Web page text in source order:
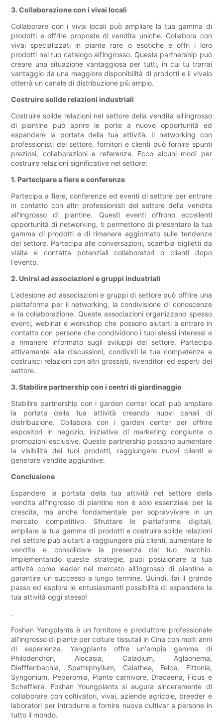
3. Collaborazione con i vivai locali
Collaborare con i vivai locali può ampliare la tua gamma di
prodotti e offrire proposte di vendita uniche. Collabora con
vivai specializzati in piante rare o esotiche e offri i loro
prodotti nel tuo catalogo all'ingrosso. Questa partnership può
creare una situazione vantaggiosa per tutti, in cui tu trarrai
vantaggio da una maggiore disponibilità di prodotti e il vivaio
otterrà un canale di distribuzione più ampio.
Costruire solide relazioni industriali
Costruire solide relazioni nel settore della vendita all'ingrosso
di piantine può aprire le porte a nuove opportunità ed
espandere la portata della tua attività. Il networking con
professionisti del settore, fornitori e clienti può fornire spunti
preziosi, collaborazioni e referenze. Ecco alcuni modi per
costruire relazioni significative nel settore:
1. Partecipare a fiere e conferenze
Partecipa a fiere, conferenze ed eventi di settore per entrare
in contatto con altri professionisti del settore della vendita
all'ingrosso di piantine. Questi eventi offrono eccellenti
opportunità di networking, ti permettono di presentare la tua
gamma di prodotti e di rimanere aggiornato sulle tendenze
del settore. Partecipa alle conversazioni, scambia biglietti da
visita e contatta potenziali collaboratori o clienti dopo
l'evento.
2. Unirsi ad associazioni e gruppi industriali
L'adesione ad associazioni e gruppi di settore può offrire una
piattaforma per il networking, la condivisione di conoscenze
e la collaborazione. Queste associazioni organizzano spesso
eventi, webinar e workshop che possono aiutarti a entrare in
contatto con persone che condividono i tuoi stessi interessi e
a rimanere informato sugli sviluppi del settore. Partecipa
attivamente alle discussioni, condividi le tue competenze e
costruisci relazioni con altri grossisti, rivenditori ed esperti del
settore.
3. Stabilire partnership con i centri di giardinaggio
Stabilire partnership con i garden center locali può ampliare
la portata della tua attività creando nuovi canali di
distribuzione. Collabora con i garden center per offrire
espositori in negozio, iniziative di marketing congiunte o
promozioni esclusive. Queste partnership possono aumentare
la visibilità dei tuoi prodotti, raggiungere nuovi clienti e
generare vendite aggiuntive.
Conclusione
Espandere la portata della tua attività nel settore della
vendita all'ingrosso di piantine non è solo essenziale per la
crescita, ma anche fondamentale per sopravvivere in un
mercato competitivo. Sfruttare le piattaforme digitali,
ampliare la tua gamma di prodotti e costruire solide relazioni
nel settore può aiutarti a raggiungere più clienti, aumentare le
vendite e consolidare la presenza del tuo marchio.
Implementando queste strategie, puoi posizionare la tua
attività come leader nel mercato all'ingrosso di piantine e
garantire un successo a lungo termine. Quindi, fai il grande
passo ed esplora le entusiasmanti possibilità di espandere la
tua attività oggi stesso!
.
Foshan Yangplants è un fornitore e produttore professionale
all'ingrosso di piante per colture tissutali in Cina con molti anni
di esperienza. Yangplants offre un'ampia gamma di
Philodendron, Alocasia, Caladium, Aglaonema,
Diefffenbachia, Spathiphyllum, Calathea, Felce, Fittonia,
Syngonium, Peperomia, Piante carnivore, Dracaena, Ficus e
Schefflera. Foshan Youngplants si augura sinceramente di
collaborare con coltivatori, vivai, aziende agricole, breeder e
laboratori per introdurre e fornire nuove cultivar a persone in
tutto il mondo.